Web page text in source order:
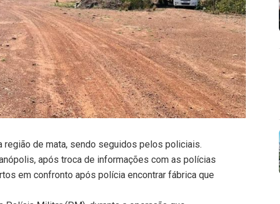
de mata, sendo seguidos pelos policiais.
após troca de informações com as polícias
em confronto após polícia encontrar fábrica que